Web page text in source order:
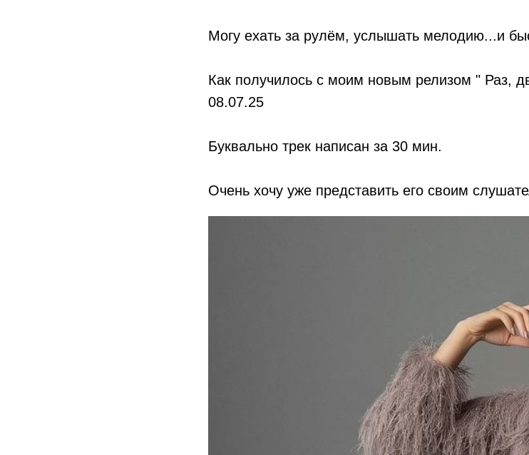
Могу ехать за рулём, услышать мелодию...и
Как получилось с моим новым релизом " Раз,
08.07.25
Буквально трек написан за 30 мин.
Очень хочу уже представить его своим